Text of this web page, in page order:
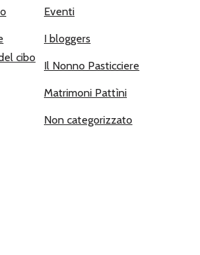
Eventi
cibo
I bloggers
Il Nonno Pasticciere
Matrimoni Pattìni
Non categorizzato